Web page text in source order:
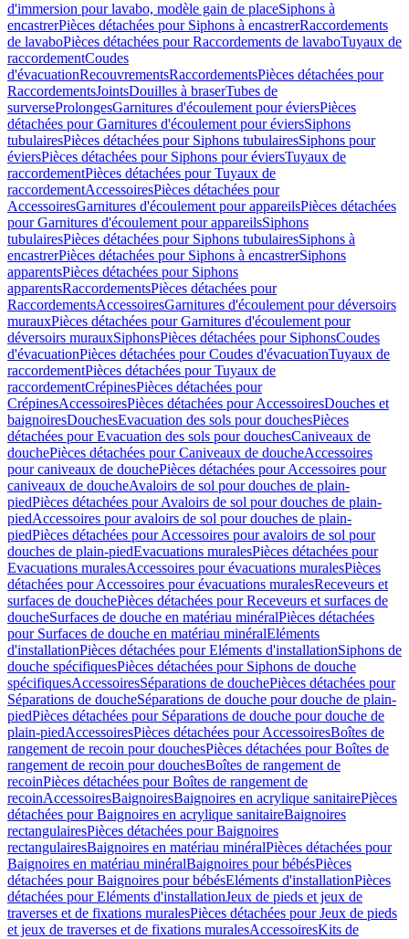
d'immersion pour lavabo, modèle gain de placeSiphons à
encastrerPièces détachées pour Siphons à encastrerRaccordements
de lavaboPièces détachées pour Raccordements de lavaboTuyaux de
raccordementCoudes
d'évacuationRecouvrementsRaccordementsPièces détachées pour
RaccordementsJointsDouilles à braserTubes de
surverseProlongesGarnitures d'écoulement pour éviersPièces
détachées pour Garnitures d'écoulement pour éviersSiphons
tubulairesPièces détachées pour Siphons tubulairesSiphons pour
éviersPièces détachées pour Siphons pour éviersTuyaux de
raccordementPièces détachées pour Tuyaux de
raccordementAccessoiresPièces détachées pour
AccessoiresGarnitures d'écoulement pour appareilsPièces détachées
pour Garnitures d'écoulement pour appareilsSiphons
tubulairesPièces détachées pour Siphons tubulairesSiphons à
encastrerPièces détachées pour Siphons à encastrerSiphons
apparentsPièces détachées pour Siphons
apparentsRaccordementsPièces détachées pour
RaccordementsAccessoiresGarnitures d'écoulement pour déversoirs
murauxPièces détachées pour Garnitures d'écoulement pour
déversoirs murauxSiphonsPièces détachées pour SiphonsCoudes
d'évacuationPièces détachées pour Coudes d'évacuationTuyaux de
raccordementPièces détachées pour Tuyaux de
raccordementCrépinesPièces détachées pour
CrépinesAccessoiresPièces détachées pour AccessoiresDouches et
baignoiresDouchesEvacuation des sols pour douchesPièces
détachées pour Evacuation des sols pour douchesCaniveaux de
douchePièces détachées pour Caniveaux de doucheAccessoires
pour caniveaux de douchePièces détachées pour Accessoires pour
caniveaux de doucheAvaloirs de sol pour douches de plain-
piedPièces détachées pour Avaloirs de sol pour douches de plain-
piedAccessoires pour avaloirs de sol pour douches de plain-
piedPièces détachées pour Accessoires pour avaloirs de sol pour
douches de plain-piedEvacuations muralesPièces détachées pour
Evacuations muralesAccessoires pour évacuations muralesPièces
détachées pour Accessoires pour évacuations muralesReceveurs et
surfaces de douchePièces détachées pour Receveurs et surfaces de
doucheSurfaces de douche en matériau minéralPièces détachées
pour Surfaces de douche en matériau minéralEléments
d'installationPièces détachées pour Eléments d'installationSiphons de
douche spécifiquesPièces détachées pour Siphons de douche
spécifiquesAccessoiresSéparations de douchePièces détachées pour
Séparations de doucheSéparations de douche pour douche de plain-
piedPièces détachées pour Séparations de douche pour douche de
plain-piedAccessoiresPièces détachées pour AccessoiresBoîtes de
rangement de recoin pour douchesPièces détachées pour Boîtes de
rangement de recoin pour douchesBoîtes de rangement de
recoinPièces détachées pour Boîtes de rangement de
recoinAccessoiresBaignoiresBaignoires en acrylique sanitairePièces
détachées pour Baignoires en acrylique sanitaireBaignoires
rectangulairesPièces détachées pour Baignoires
rectangulairesBaignoires en matériau minéralPièces détachées pour
Baignoires en matériau minéralBaignoires pour bébésPièces
détachées pour Baignoires pour bébésEléments d'installationPièces
détachées pour Eléments d'installationJeux de pieds et jeux de
traverses et de fixations muralesPièces détachées pour Jeux de pieds
et jeux de traverses et de fixations muralesAccessoiresKits de